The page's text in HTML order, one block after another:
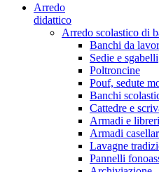
Arredo
didattico
Arredo scolastico di
Banchi da
Sedie e sgabelli
Poltroncine
Pouf, sedute
Banchi
Cattedre e
Armadi e
Armadi
Lavagne
Pannelli